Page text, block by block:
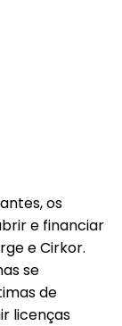
os
e financiar
e Cirkor.
se
de
licenças